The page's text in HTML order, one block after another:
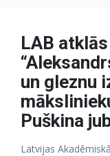
LAB
un gleznu
Puškina
Latvijas